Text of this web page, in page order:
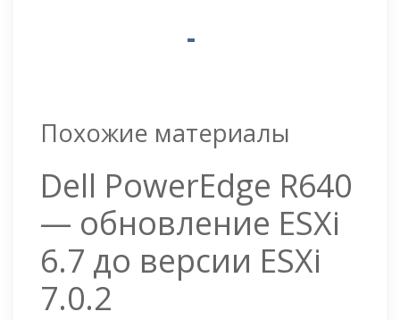
Похожие материалы
Dell PowerEdge R640
— обновление ESXi
6.7 до версии ESXi
7.0.2